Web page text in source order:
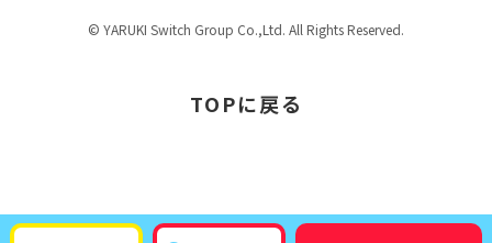
© YARUKI Switch Group Co.,Ltd. All Rights Reserved.
TOPに戻る